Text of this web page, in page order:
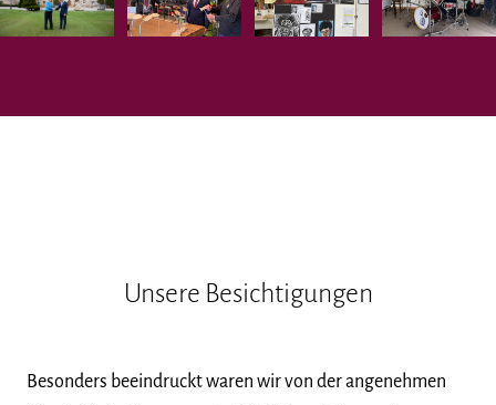
Unsere Besichtigungen
Besonders beeindruckt waren wir von der angenehmen